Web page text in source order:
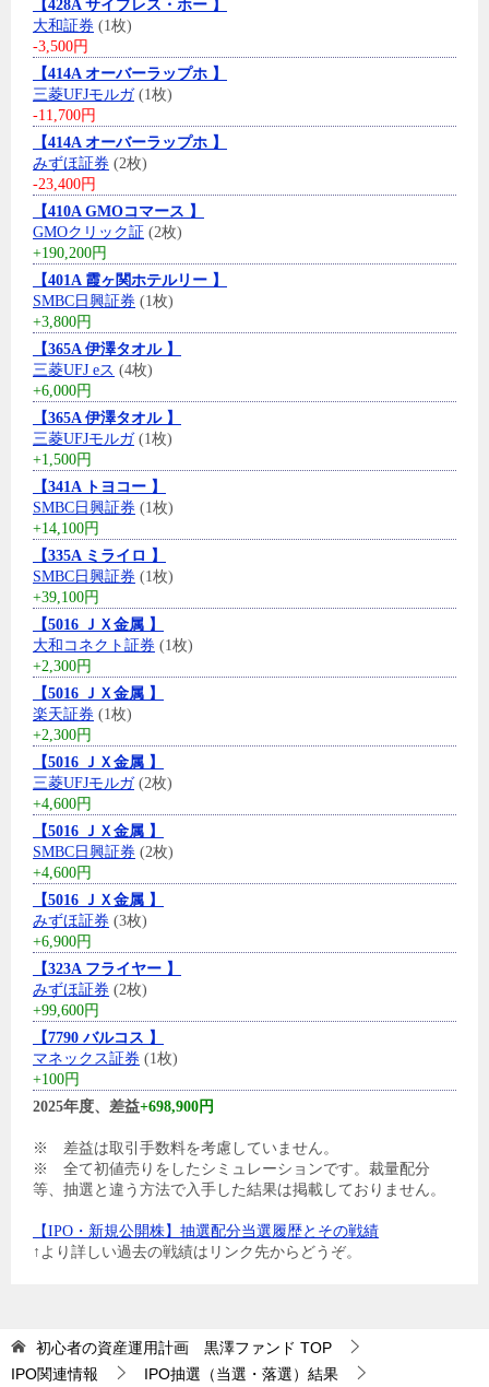
【428A サイプレス・ホー 】
大和証券 (1枚)
-3,500円
【414A オーバーラップホ 】
三菱UFJモルガ(1枚)
-11,700円
【414A オーバーラップホ 】
みずほ証券 (2枚)
-23,400円
【410A GMOコマース 】
GMOクリック証 (2枚)
+190,200円
【401A 霞ヶ関ホテルリー 】
SMBC日興証券 (1枚)
+3,800円
【365A 伊澤タオル 】
三菱UFJ eス (4枚)
+6,000円
【365A 伊澤タオル 】
三菱UFJモルガ(1枚)
+1,500円
【341A トヨコー 】
SMBC日興証券 (1枚)
+14,100円
【335A ミライロ 】
SMBC日興証券 (1枚)
+39,100円
【5016 ＪＸ金属 】
大和コネクト証券 (1枚)
+2,300円
【5016 ＪＸ金属 】
楽天証券 (1枚)
+2,300円
【5016 ＪＸ金属 】
三菱UFJモルガ(2枚)
+4,600円
【5016 ＪＸ金属 】
SMBC日興証券 (2枚)
+4,600円
【5016 ＪＸ金属 】
みずほ証券 (3枚)
+6,900円
【323A フライヤー 】
みずほ証券 (2枚)
+99,600円
【7790 バルコス 】
マネックス証券 (1枚)
+100円
2025年度、差益+698,900円
※ 差益は取引手数料を考慮していません。
※ 全て初値売りをしたシミュレーションです。裁量配分
等、抽選と違う方法で入手した結果は掲載しておりません。
【IPO・新規公開株】抽選配分当選履歴とその戦績
↑より詳しい過去の戦績はリンク先からどうぞ。
初心者の資産運用計画 黒澤ファンド TOP
IPO関連情報
IPO抽選（当選・落選）結果